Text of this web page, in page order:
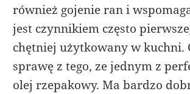
również gojenie ran i
jest czynnikiem często
chętniej użytkowany w kuchni.
sprawę z tego, ze jednym z
olej rzepakowy. Ma bardzo